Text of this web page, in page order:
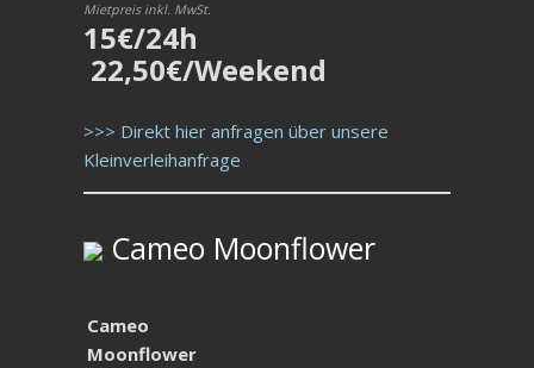
Mietpreis inkl. MwSt.
15€/24h
22,50€/Weekend
>>> Direkt hier anfragen über unsere
Kleinverleihanfrage
Cameo Moonflower
Cameo
Moonflower